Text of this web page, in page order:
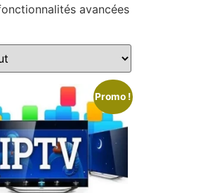
avancées
Promo !